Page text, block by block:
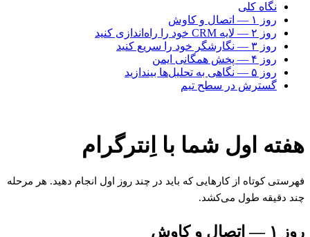
نگاه کلی
روز ۱ — اتصال و کاوش
روز ۲ — لایه CRM خود را راه‌اندازی کنید
روز ۳ — نگارشگر خود را سریع کنید
روز ۴ — پخش همگانی ایمن
روز ۵ — نگاهی به تحلیل‌ها بیندازید
گسترش در سطح تیم
هفته اول شما با اِنترگرام
فهرستی کوتاه از کارهایی که باید در چند روز اول انجام دهید. هر مرحله
چند دقیقه طول می‌کشد.
روز ۱ — اتصال و کاوش